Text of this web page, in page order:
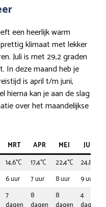
een heerlijk warm
klimaat met lekker
Juli is met 29,2 graden
In deze maand heb je
is april t/m juni,
hierna kan je aan de slag
over het maandelijkse
MRT APR MEI
JUN
14,6°C 17,4°C 22,4°C 24,8°C
6 uur 7 uur 8 uur 9 uur
7
8
8
4